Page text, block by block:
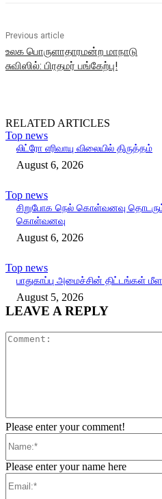
Previous article
உலக பொருளாதாரமன்ற மாநாடு
சுவிஸில்: பிரதமர் பங்கேற்பு!
RELATED ARTICLES
Top news
லிட்ரோ எரிவாயு விலையில் திருத்தம்
August 6, 2026
Top news
சிறுபோக நெல் கொள்வனவு
கொள்வனவு
August 6, 2026
Top news
பாதுகாப்பு அமைச்சின் திட்டங்கள்
August 5, 2026
LEAVE A REPLY
Please enter your comment!
Please enter your name here